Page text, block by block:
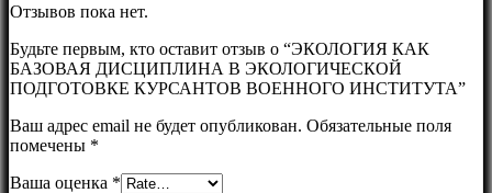
Отзывов пока нет.
Будьте первым, кто оставит отзыв о “ЭКОЛОГИЯ КАК
БАЗОВАЯ ДИСЦИПЛИНА В ЭКОЛОГИЧЕСКОЙ
ПОДГОТОВКЕ КУРСАНТОВ ВОЕННОГО ИНСТИТУТА”
Ваш адрес email не будет опубликован. Обязательные поля
помечены *
Ваша оценка *